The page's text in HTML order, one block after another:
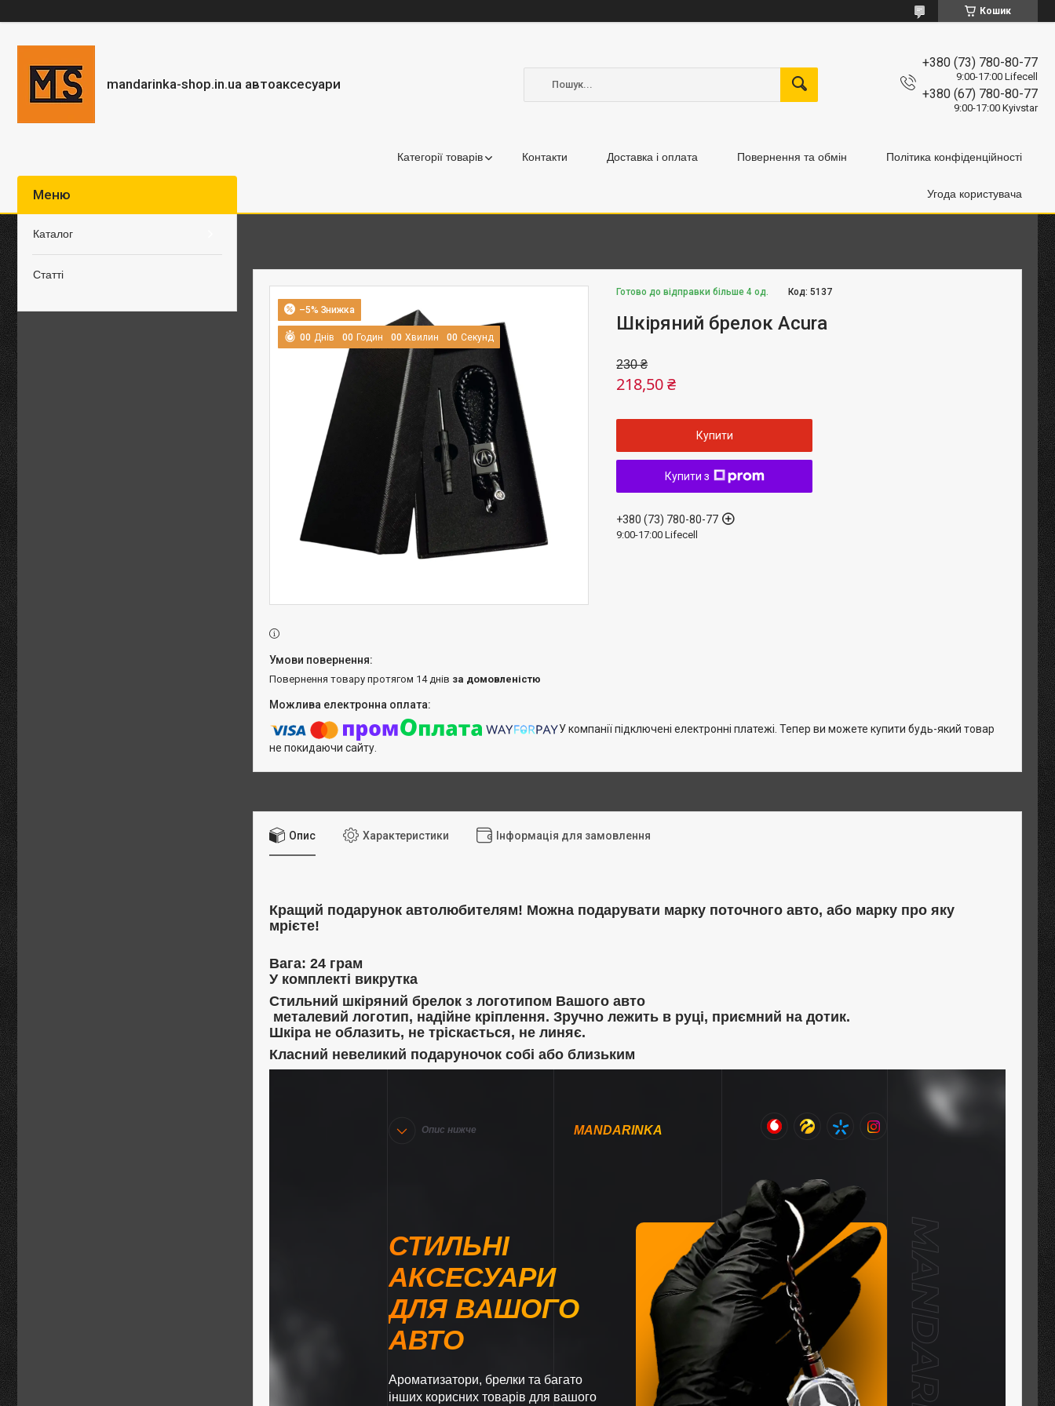
Кошик
mandarinka-shop.in.ua автоаксесуари
+380 (73) 780-80-77
9:00-17:00 Lifecell
+380 (67) 780-80-77
9:00-17:00 Kyivstar
Категорії товарів Контакти Доставка і оплата Повернення та обмін Політика конфіденційності
Угода користувача
–5%
00 Днів 00 Годин 00 Хвилин 00 Секунд
Готово до відправки більше 4 од. Код:5137
Шкіряний брелок Acura
230 ₴
218,50 ₴
Купити
Купити з
+380 (73) 780-80-77
9:00-17:00 Lifecell
повернення товару протягом 14 днів за домовленістю
У компанії підключені електронні платежі. Тепер ви можете купити будь-який товар
не покидаючи сайту.
Опис Характеристики Інформація для замовлення
Кращий подарунок автолюбителям! Можна подарувати марку поточного авто, або марку про яку
мрієте!
Вага: 24 грам
У комплекті викрутка
Стильний шкіряний брелок з логотипом Вашого авто
металевий логотип, надійне кріплення. Зручно лежить в руці, приємний на дотик.
Шкіра не облазить, не тріскається, не линяє.
Класний невеликий подаруночок собі або близьким
Опис нижче MANDARINKA
СТИЛЬНІ
АКСЕСУАРИ
ДЛЯ ВАШОГО
АВТО
Ароматизатори, брелки та багато
інших корисних товарів для вашого
Каталог
Статті